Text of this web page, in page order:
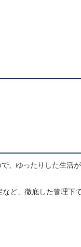
、ゆったりした生活
ど、徹底した管理下